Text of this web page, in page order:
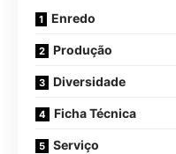
Enredo
Produção
Diversidade
Ficha Técnica
Serviço